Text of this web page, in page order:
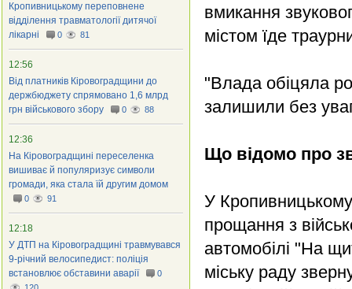
вмикання
містом їде
"Влада обіцяла
залишили без
Що відомо про
У Кропивницькому
прощання з
автомобілі "На
міську раду
Кропивницькому переповнене
відділення травматології дитячої
лікарні
0 81
12:56
Від платників Кіровоградщини до
держбюджету спрямовано 1,6 млрд
грн військового збору
0 88
12:36
На Кіровоградщині переселенка
вишиває й популяризує символи
громади, яка стала їй другим домом
0 91
12:18
У ДТП на Кіровоградщині травмувався
9-річний велосипедист: поліція
встановлює обставини аварії
0